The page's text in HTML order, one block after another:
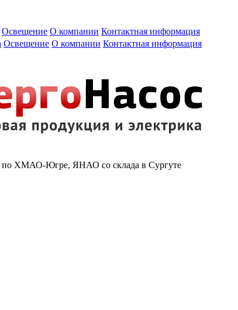
Освещение О компании Контактная информация
Освещение О компании Контактная информация
по ХМАО-Югре, ЯНАО со склада в Сургуте